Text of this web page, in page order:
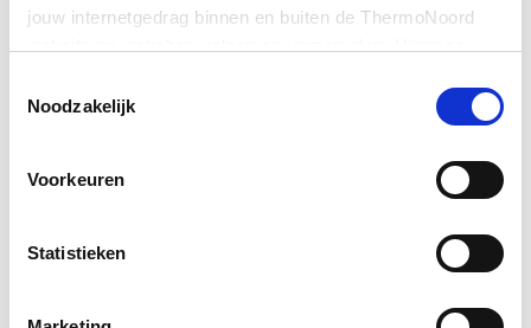
jouw internetgedrag binnen en buiten de ThermoNoord
communicatie aan jouw interesses aan. We slaan je
Noodzakelijk
Voorkeuren
Statistieken
Met gebogen staartstuk Nee
Zonder slagbegrenzer
Bediening
Thermostatisch zonder
Overigimage/jpeg, 41 KB